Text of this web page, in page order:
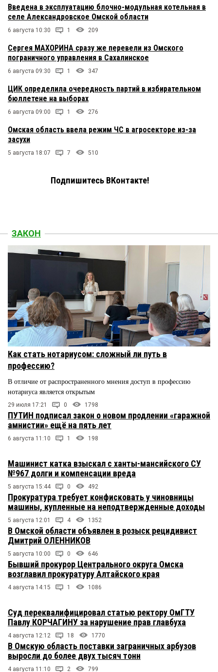
Введена в эксплуатацию блочно-модульная котельная в
селе Александровское Омской области
6 августа 10:30 1 209
Сергея МАХОРИНА сразу же перевели из Омского
пограничного управления в Сахалинское
6 августа 09:30 1 347
ЦИК определила очередность партий в избирательном
бюллетене на выборах
6 августа 09:00 1 276
Омская область ввела режим ЧС в агросекторе из-за
засухи
5 августа 18:07 7 510
Подпишитесь ВКонтакте!
ЗАКОН
Как стать нотариусом: сложный ли путь в
профессию?
В отличие от распространенного мнения доступ в профессию
нотариуса является открытым
29 июля 17:21 0 1798
ПУТИН подписал закон о новом продлении «гаражной
амнистии» ещё на пять лет
6 августа 11:10 1 198
Машинист катка взыскал с ханты-мансийского СУ
№967 долги и компенсации вреда
5 августа 15:44 0 492
Прокуратура требует конфисковать у чиновницы
машины, купленные на неподтвержденные доходы
5 августа 12:01 4 1352
В Омской области объявлен в розыск рецидивист
Дмитрий ОЛЕННИКОВ
5 августа 10:00 0 646
Бывший прокурор Центрального округа Омска
возглавил прокуратуру Алтайского края
4 августа 14:15 1 1086
Суд переквалифицировал статью ректору ОмГТУ
Павлу КОРЧАГИНУ за нарушение прав главбуха
4 августа 12:12 18 1770
В Омскую область поставки заграничных арбузов
выросли до более двух тысяч тонн
4 августа 11:10 2 799